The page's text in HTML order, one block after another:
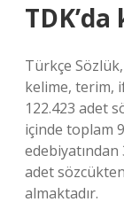
Türkçe
kelime, terim,
122.423 adet
içinde toplam
edebiyatından
adet
almaktadır.